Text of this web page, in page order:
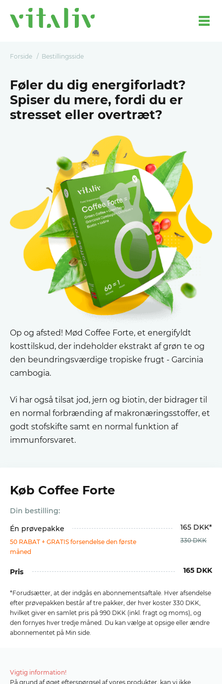
Forside Bestillingsside
Føler du dig energiforladt?
Spiser du mere, fordi du er
stresset eller overtræt?
Op og afsted! Mød Coffee Forte, et energifyldt
kosttilskud, der indeholder ekstrakt af grøn te og
den beundringsværdige tropiske frugt - Garcinia
cambogia.
Vi har også tilsat jod, jern og biotin, der bidrager til
en normal forbrænding af makronæringsstoffer, et
godt stofskifte samt en normal funktion af
immunforsvaret.
Køb Coffee Forte
Din bestilling:
Én prøvepakke
50 RABAT + GRATIS forsendelse den første
måned
165 DKK*
330 DKK
Pris 165 DKK
*Forudsætter, at der indgås en abonnementsaftale. Hver afsendelse
efter prøvepakken består af tre pakker, der hver koster 330 DKK,
hvilket giver en samlet pris på 990 DKK (inkl. fragt og moms), og
den fornyes hver tredje måned. Du kan vælge at opsige eller ændre
abonnementet på Min side.
Vigtig information!
På grund af øget efterspørgsel af vores produkter, kan vi ikke